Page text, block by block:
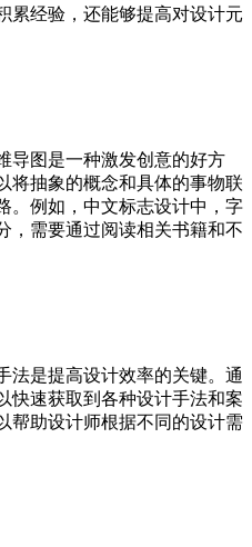
累经验，还能够提高对设计元
导图是一种激发创意的好方
将抽象的概念和具体的事物联
。例如，中文标志设计中，字
，需要通过阅读相关书籍和不
法是提高设计效率的关键。通
快速获取到各种设计手法和案
帮助设计师根据不同的设计需